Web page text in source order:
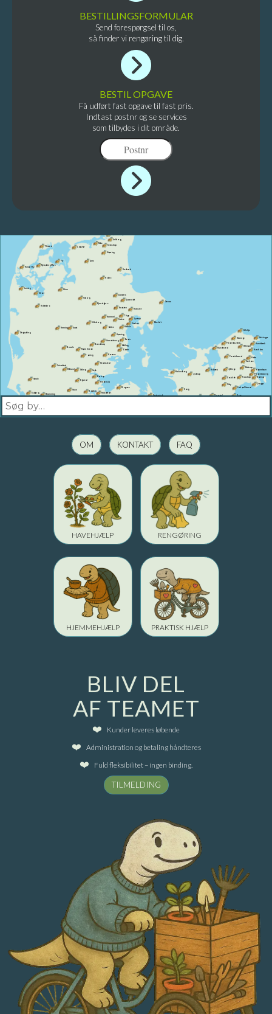
BESTILLINGSFORMULAR
Send forespørgsel til os,
så finder vi rengøring til dig.
BESTIL OPGAVE
Få udført fast opgave til fast pris.
Indtast postnr og se services
som tilbydes i dit område.
Aalborg
Aarhus
Aars
Assentoft
Ballerup
Beder
Billund
Bjerringbro
Bogense
Børkop
Bramming
Brande
Brædstrup
Dragør
Ebeltoft
Egtved
Esbjerg
Fredericia
Frederiksberg
Frederiksund
Frederiksværk
Fur
Galten
Gilleleje
Gråsten
Grenaa
Grindsted
Haderslev
Hadsten
Hadsund
Hammel
Hedensted
Helsinge Helsingør
Herning
Hillerød
Hobro
Holbæk
Holstebro
Holte
Hornslet
Horsens
Humlebæk
Hundested
Hurup Thy
Høng
Hørning
Hørsholm
Ikast
Jelling
Jyderup
Jyllinge
Kalundborg
Kastrup
Kerteminde
Kolding
København
Køge
Lemvig
Lystrup
Løgstør
Maribo
Middelfart
Malling
Nibe
Nykøbing Mors
Nørre Snede
Næstved
Odder
Randers
Ringkøbing
Ringsted
Risskov
Roskilde
Sabro
Silkeborg
Skanderborg
Skive
Skærbæk
Solrød Strand
Struer
Støvring
Svenstrup
Sønderborg
Taastrup
Thisted
Trige
Tørring
Varde
Vejen
Vejle
Viborg
Viby
Vojens
Værløse
OM KONTAKT FAQ
HAVEHJÆLP RENGØRING
HJEMMEHJÆLP PRAKTISK HJÆLP
BLIV DEL
AF TEAMET
Kunder leveres løbende
Administration og betaling håndteres
Fuld fleksibilitet – ingen binding.
TILMELDING